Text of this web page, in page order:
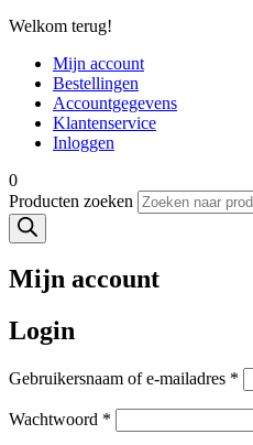
Welkom terug!
Mijn account
Bestellingen
Accountgegevens
Klantenservice
Inloggen
0
Producten zoeken
Mijn account
Login
Gebruikersnaam of e-mailadres *
Wachtwoord *